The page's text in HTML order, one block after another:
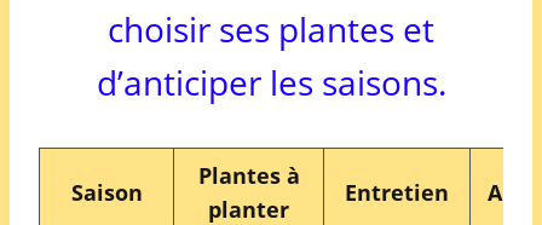
choisir ses plantes et
d’anticiper les saisons.
Saison
Plantes à
planter
Entretien A